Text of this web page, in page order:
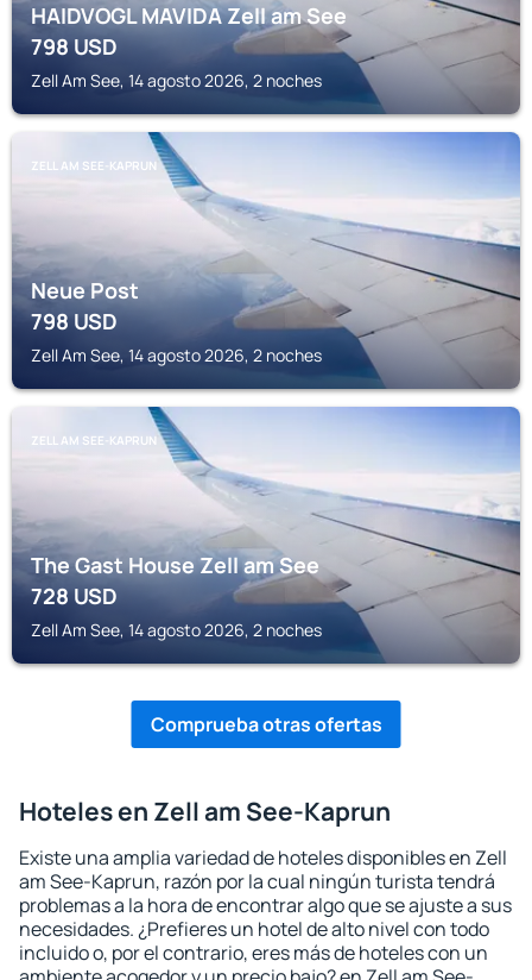
HAIDVOGL MAVIDA Zell am See
798USD
Zell Am See, 14 agosto 2026, 2 noches
ZELL AM SEE-KAPRUN
Neue Post
798USD
Zell Am See, 14 agosto 2026, 2 noches
ZELL AM SEE-KAPRUN
The Gast House Zell am See
728USD
Zell Am See, 14 agosto 2026, 2 noches
Comprueba otras ofertas
Hoteles en Zell am See-Kaprun
Existe una amplia variedad de hoteles disponibles en Zell
am See-Kaprun, razón por la cual ningún turista tendrá
problemas a la hora de encontrar algo que se ajuste a sus
necesidades. ¿Prefieres un hotel de alto nivel con todo
incluido o, por el contrario, eres más de hoteles con un